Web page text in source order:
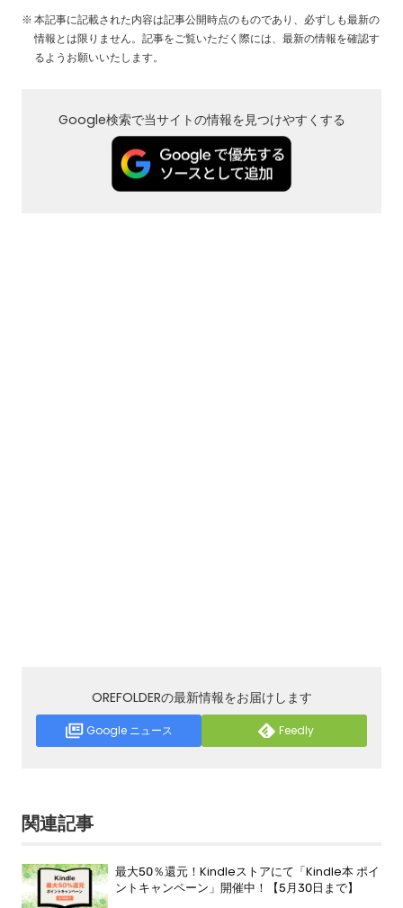
本記事に記載された内容は記事公開時点のものであり、必ずしも最新の
情報とは限りません。記事をご覧いただく際には、最新の情報を確認す
るようお願いいたします。
Google検索で当サイトの情報を見つけやすくする
OREFOLDERの最新情報をお届けします
Google ニュース Feedly
関連記事
最大50％還元！Kindleストアにて「Kindle本 ポイ
ントキャンペーン」開催中！【5月30日まで】